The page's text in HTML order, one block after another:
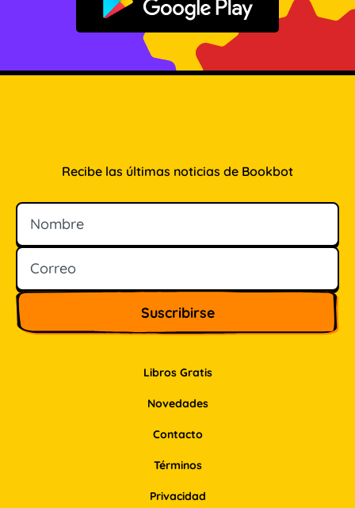
Disponible en Google Play
Libros Gratis
Novedades
Contacto
Recibe las últimas noticias de Bookbot
Nombre
Correo
Términos
Privacidad